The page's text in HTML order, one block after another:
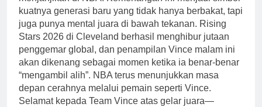
kuatnya generasi baru yang tidak hanya berbakat, tapi
juga punya mental juara di bawah tekanan. Rising
Stars 2026 di Cleveland berhasil menghibur jutaan
penggemar global, dan penampilan Vince malam ini
akan dikenang sebagai momen ketika ia benar-benar
“mengambil alih”. NBA terus menunjukkan masa
depan cerahnya melalui pemain seperti Vince.
Selamat kepada Team Vince atas gelar juara—